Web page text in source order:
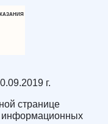
г.
странице
информационных